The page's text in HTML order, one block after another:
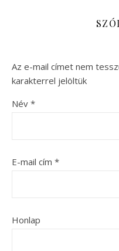
Az e-mail címet nem
karakterrel jelöltük
Név *
E-mail cím *
Honlap